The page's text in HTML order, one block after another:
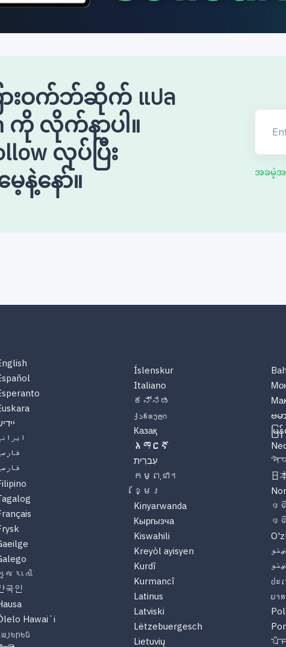
ားဝက်ဘ်ဆိုက် แปล
ကို လိုက်နာပါ။
လုပ်ပြီး
နဲ့နော်။ အခမဲ့အ
국인
Hawaiʻi
Íslenskur
Italiano
ಕನ್ನಡ
ქართული
Казақ
አማርኛ
עִברִית
កម្ពុជា។
ខ្មែរ
Kinyarwanda
Кыргызча
Kiswahili
Kreyòl ayisyen
Kurdî
Kurmancî
Latinus
Latviski
Lëtzebuergesch
Lietuvių
ဗမာ
မြ
日
ປະ
ພາ